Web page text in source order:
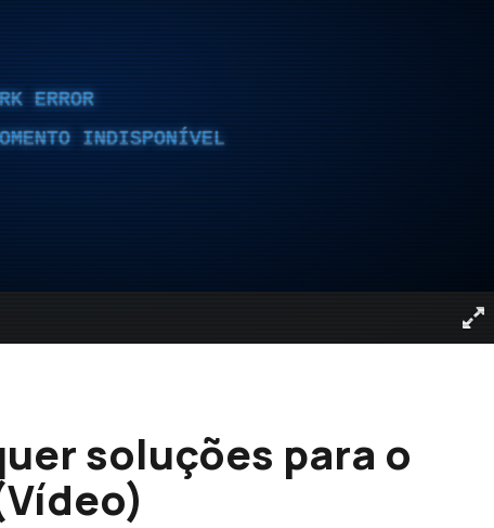
ERROR
INDISPONÍVEL
soluções para o